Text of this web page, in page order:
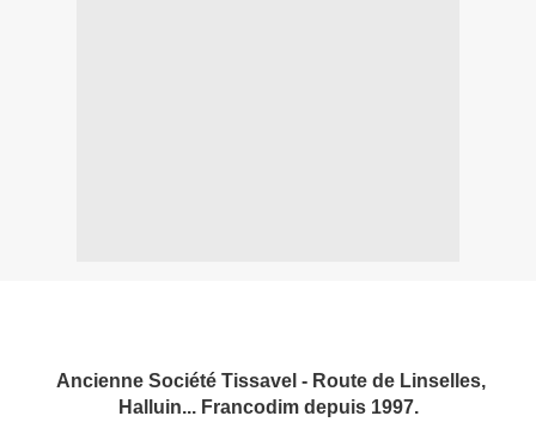
Ancienne Société Tissavel - Route de Linselles,
Halluin... Francodim depuis 1997.